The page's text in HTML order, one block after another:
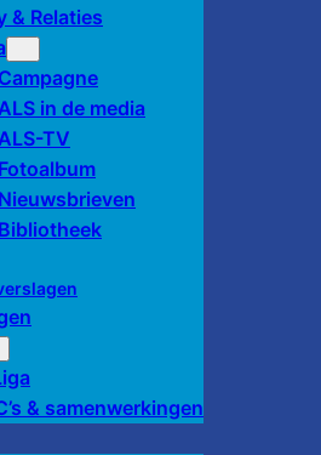
& Relaties
Campagne
in de media
TV
Fotoalbum
Nieuwsbrieven
Bibliotheek
& samenwerkingen